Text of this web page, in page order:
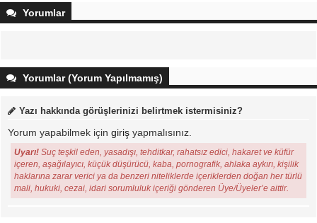
Yorumlar
Yorumlar (Yorum Yapılmamış)
Yazı hakkında görüşlerinizi belirtmek istermisiniz?
Yorum yapabilmek için giriş yapmalısınız.
Uyarı! Suç teşkil eden, yasadışı, tehditkar, rahatsız edici, hakaret ve küfür
içeren, aşağılayıcı, küçük düşürücü, kaba, pornografik, ahlaka aykırı, kişilik
haklarına zarar verici ya da benzeri niteliklerde içeriklerden doğan her türlü
mali, hukuki, cezai, idari sorumluluk içeriği gönderen Üye/Üyeler’e aittir.